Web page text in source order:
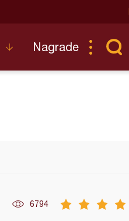
Nagrade
6794